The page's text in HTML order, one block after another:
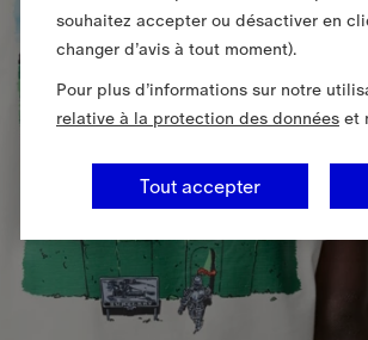
souhaitez accepter ou désactiver en
changer d’avis à tout moment).
Pour plus d’informations sur notre
relative à la protection des données et
Tout accepter